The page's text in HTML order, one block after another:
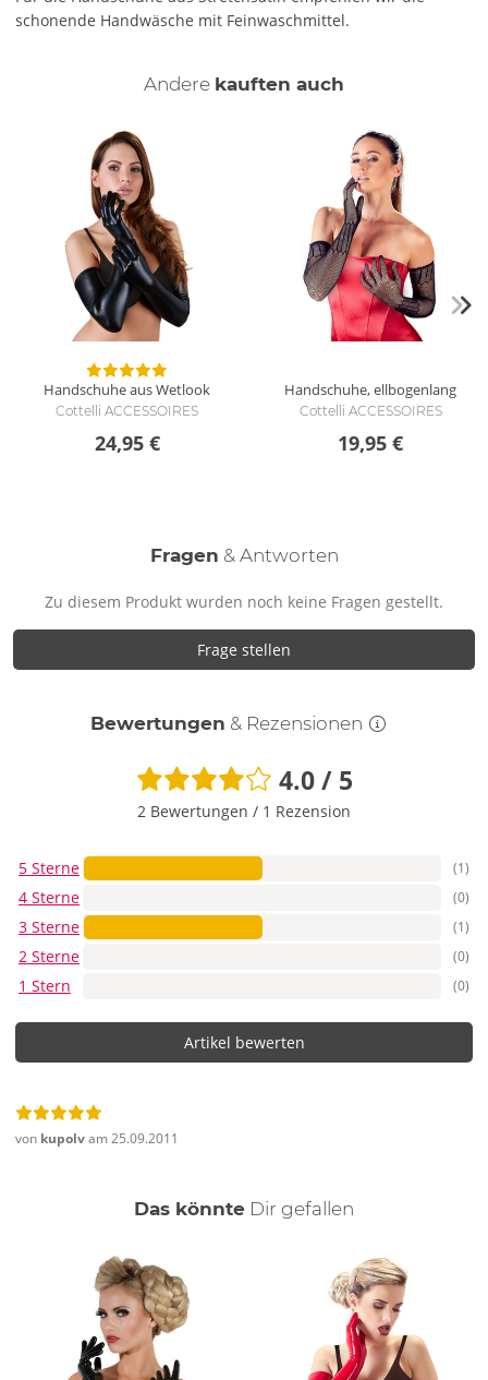
schonende Handwäsche mit Feinwaschmittel.
Andere kauften auch
Handschuhe aus Wetlook
Cottelli ACCESSOIRES
24,95 €
Handschuhe, ellbogenlang
Cottelli ACCESSOIRES
19,95 €
Fragen & Antworten
Zu diesem Produkt wurden noch keine Fragen gestellt.
Frage stellen
Bewertungen & Rezensionen
4.0 / 5
2 Bewertungen / 1 Rezension
5 Sterne (1)
4 Sterne (0)
3 Sterne (1)
2 Sterne (0)
1 Stern (0)
Artikel bewerten
von kupolvam 25.09.2011
Das könnte Dir auch
gefallen